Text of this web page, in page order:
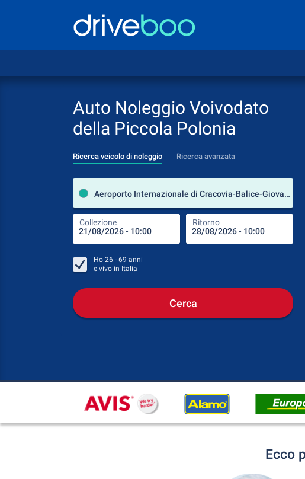
Auto Noleggio Voivodato
della Piccola Polonia
Ricerca veicolo di noleggio Ricerca avanzata
Aeroporto Internazionale di Cracovia-Balice-Giovanni Paolo II (Voivodato della Piccola Polonia / Polonia)
Collezione Ritorno
Ho 26 - 69 anni
e vivo in Italia
Cerca
Ecco